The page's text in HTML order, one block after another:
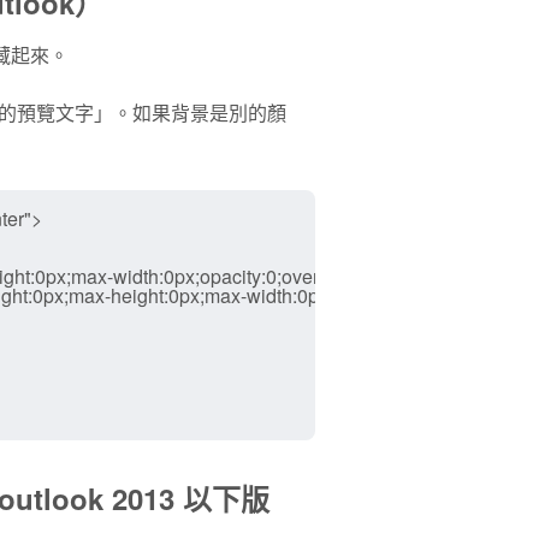
來。
預覽文字」。如果背景是別的顏
width:0px;opacity:0;overflow:hidden;mso-
height:0px;max-height:0px;max-
2013 以下版